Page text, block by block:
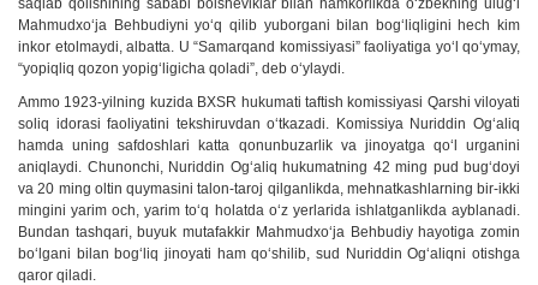
saqlab qolishining sababi bolsheviklar bilan hamkorlikda o‘zbekning ulug‘i
Mahmudxo‘ja Behbudiyni yo‘q qilib yuborgani bilan bog‘liqligini hech kim
inkor etolmaydi, albatta. U “Samarqand komissiyasi” faoliyatiga yo‘l qo‘ymay,
“yopiqliq qozon yopig‘ligicha qoladi”, deb o‘ylaydi.
Ammo 1923-yilning kuzida BXSR hukumati taftish komissiyasi Qarshi viloyati
soliq idorasi faoliyatini tekshiruvdan o‘tkazadi. Komissiya Nuriddin Og‘aliq
hamda uning safdoshlari katta qonunbuzarlik va jinoyatga qo‘l urganini
aniqlaydi. Chunonchi, Nuriddin Og‘aliq hukumatning 42 ming pud bug‘doyi
va 20 ming oltin quymasini talon-taroj qilganlikda, mehnatkashlarning bir-ikki
mingini yarim och, yarim to‘q holatda o‘z yerlarida ishlatganlikda ayblanadi.
Bundan tashqari, buyuk mutafakkir Mahmudxo‘ja Behbudiy hayotiga zomin
bo‘lgani bilan bog‘liq jinoyati ham qo‘shilib, sud Nuriddin Og‘aliqni otishga
qaror qiladi.